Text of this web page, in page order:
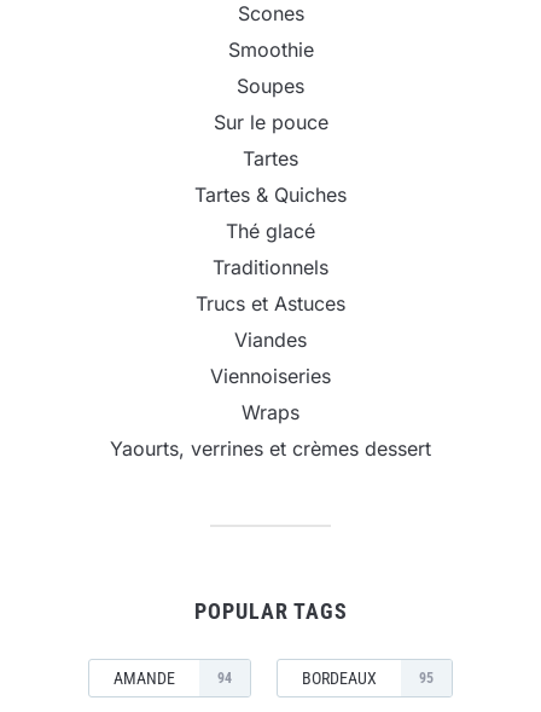
Scones
Smoothie
Soupes
Sur le pouce
Tartes
Tartes & Quiches
Thé glacé
Traditionnels
Trucs et Astuces
Viandes
Viennoiseries
Wraps
Yaourts, verrines et crèmes dessert
POPULAR TAGS
AMANDE 94 BORDEAUX 95